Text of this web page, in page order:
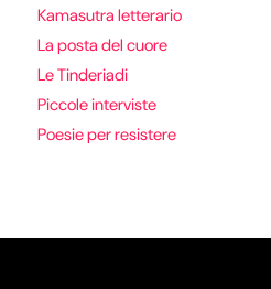
Kamasutra letterario
La posta del cuore
Le Tinderiadi
Piccole interviste
Poesie per resistere